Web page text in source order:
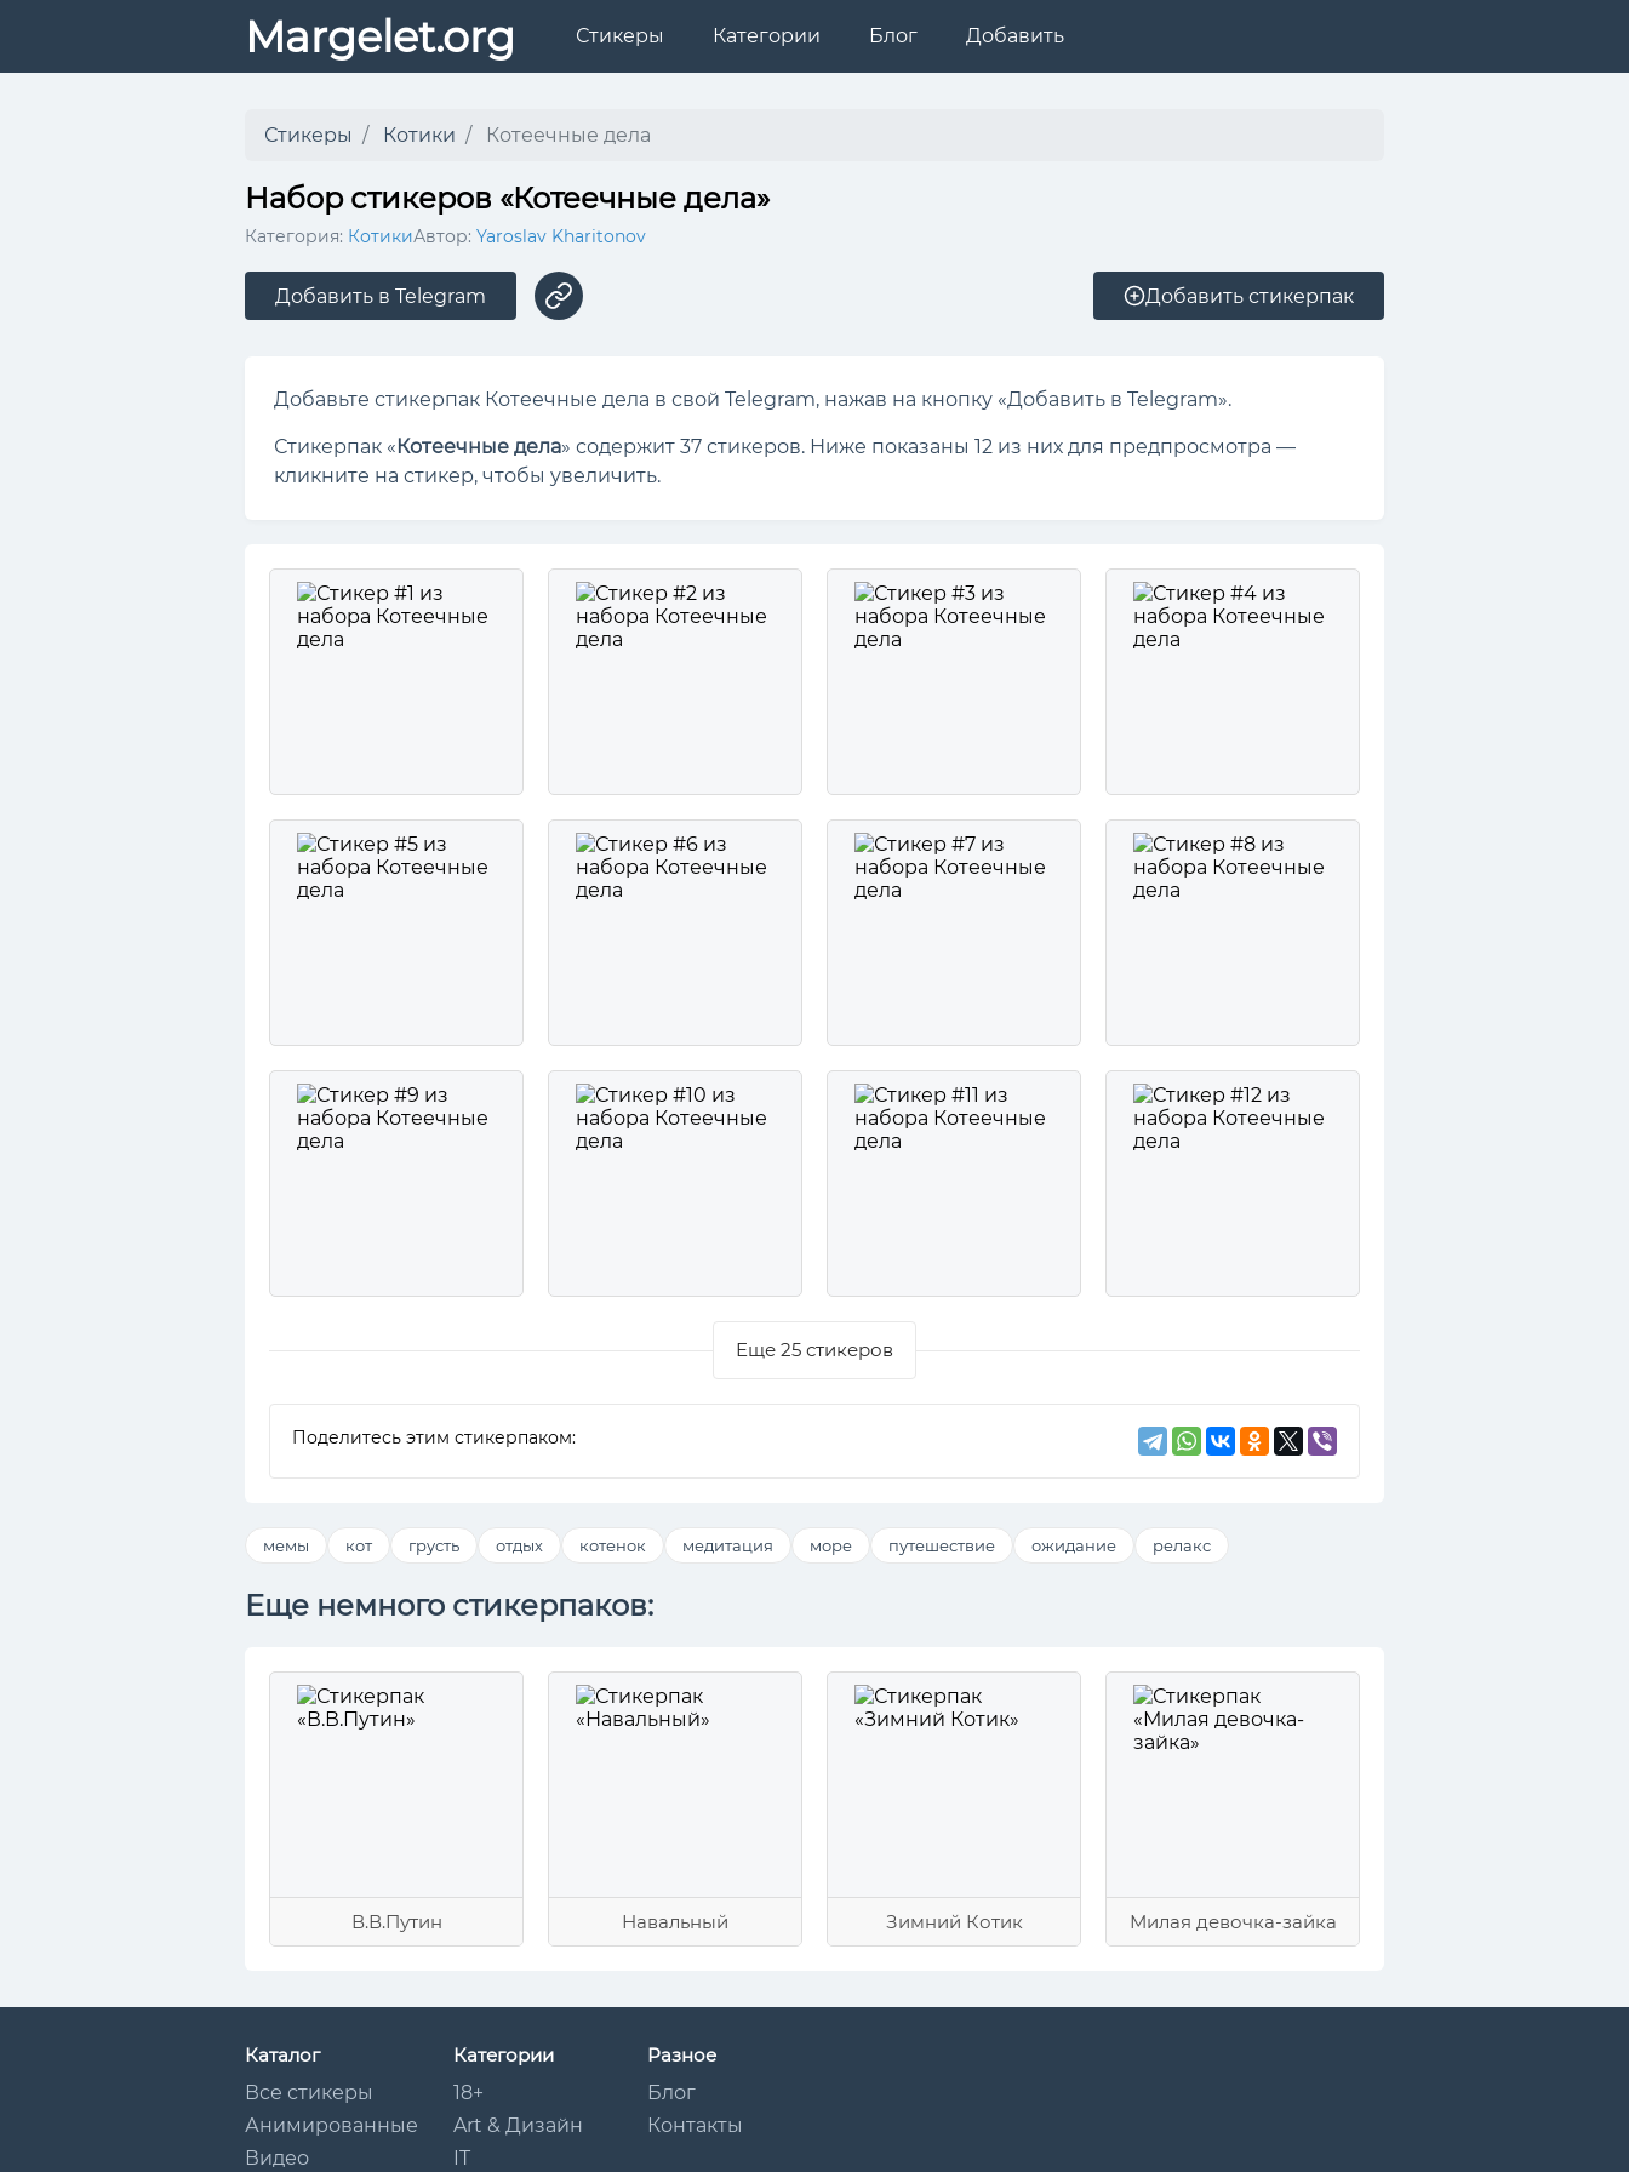
Margelet.org Стикеры Категории Блог Добавить
Стикеры Котики Котеечные дела
Набор стикеров «Котеечные дела»
Категория: КотикиАвтор: Yaroslav Kharitonov
Добавить в Telegram Добавить стикерпак
Добавьте стикерпак Котеечные дела в свой Telegram, нажав на кнопку «Добавить в Telegram».
Стикерпак «Котеечные дела» содержит 37 стикеров. Ниже показаны 12 из них для предпросмотра —
кликните на стикер, чтобы увеличить.
Еще 25 стикеров
Поделитесь этим стикерпаком:
мемы кот грусть отдых котенок медитация море путешествие ожидание релакс
Еще немного стикерпаков:
В.В.Путин Навальный Зимний Котик Милая девочка-зайка
Каталог
Все стикеры
Анимированные
Видео
Категории
18+
Art & Дизайн
IT
Разное
Блог
Контакты